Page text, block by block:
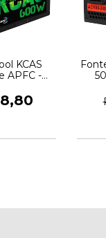
KCAS
APFC -